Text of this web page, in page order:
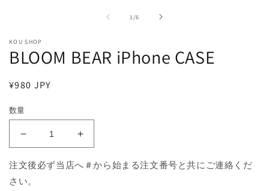
デ
ィ
ア
を
く
1/の
6
KOU SHOP
BLOOM BEAR iPhone CASE
通
価
¥980 JPY
数量
BLOOM
BEAR
iPhone
CASE
BLOOM
BEAR
iPhone
注文後必ず当店へ＃から始まる注文番号と共にご連絡くだ
さい。